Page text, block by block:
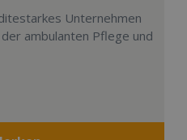
Unternehmen
ambulanten Pflege und